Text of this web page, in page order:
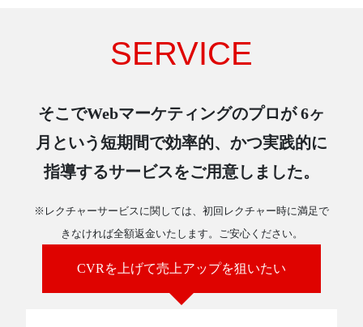
SERVICE
そこでWebマーケティングのプロが6ヶ
月という短期間で効率的、かつ実践的に
指導するサービスをご用意しました。
※レクチャーサービスに関しては、初回レクチャー時に満足で
きなければ全額返金いたします。ご安心ください。
CVRを上げて売上アップを狙いたい